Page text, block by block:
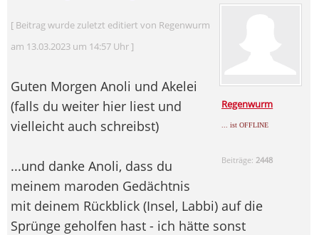
Regenwurm
... ist OFFLINE
Beiträge: 2448
[ Beitrag wurde zuletzt editiert von Regenwurm
am 13.03.2023 um 14:57 Uhr ]
Guten Morgen Anoli und Akelei
(falls du weiter hier liest und
vielleicht auch schreibst)
...und danke Anoli, dass du
meinem maroden Gedächtnis
mit deinem Rückblick (Insel, Labbi) auf die
Sprünge geholfen hast - ich hätte sonst